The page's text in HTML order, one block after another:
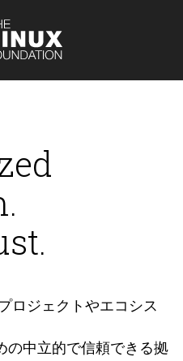
ロジェクトやエコシス
の中立的で信頼できる拠